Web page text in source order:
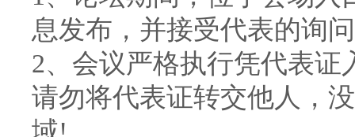
息发布，并接受代表的询
2、会议严格执行凭代表
请勿将代表证转交他人，
域!